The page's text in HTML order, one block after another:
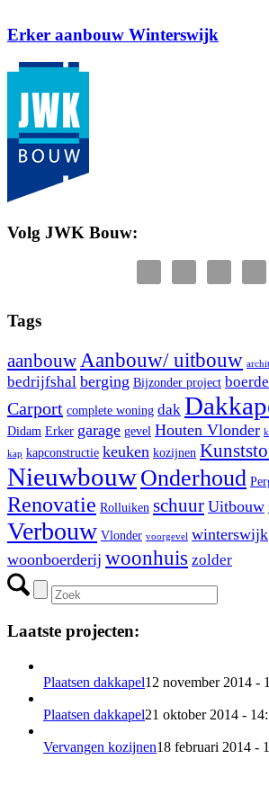
Erker aanbouw Winterswijk
Volg JWK Bouw:
Tags
aanbouw Aanbouw/ uitbouw
bedrijfshal berging Bijzonder project
Carport complete woning dak
Didam Erker garage gevel Houten Vlonder
kap kapconstructie keuken kozijnen
NieuwbouwOnderhoud
Renovatie Rolluiken schuur Uitbouw
Verbouw Vlonder voorgevel winterswijk
woonboerderij woonhuis zolder
Laatste projecten:
Plaatsen dakkapel12 november 2014 -
Plaatsen dakkapel21 oktober 2014 -
Vervangen kozijnen18 februari 2014 -